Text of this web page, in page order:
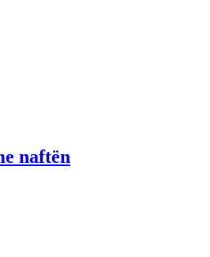
naftën